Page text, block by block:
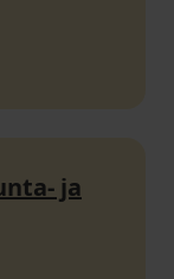
ja